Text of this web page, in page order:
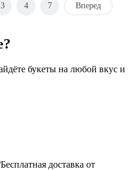
3 4 7 Вперед
букеты на любой вкус и
Бесплатная доставка от